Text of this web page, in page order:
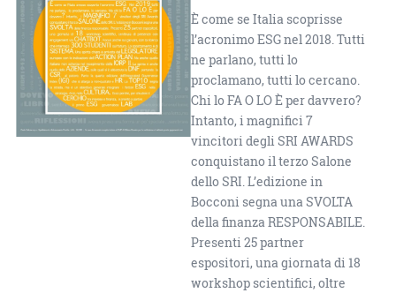
È come se Italia scoprisse
l’acronimo ESG nel 2018. Tutti
ne parlano, tutti lo
proclamano, tutti lo cercano.
Chi lo FA O LO È per davvero?
Intanto, i magnifici 7
vincitori degli SRI AWARDS
conquistano il terzo Salone
dello SRI. L’edizione in
Bocconi segna una SVOLTA
della finanza RESPONSABILE.
Presenti 25 partner
espositori, una giornata di 18
workshop scientifici, oltre